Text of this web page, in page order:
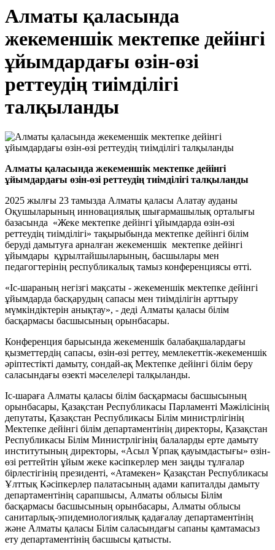
Алматы қаласында
жекеменшік мектепке дейінгі
ұйымдардағы өзін-өзі
реттеудің тиімділігі
талқыланды
Алматы қаласында жекеменшік мектепке дейінгі
ұйымдардағы өзін-өзі реттеудің тиімділігі талқыланды
2025 жылғы 23 тамызда Алматы қаласы Алатау ауданы
Оқушыларының инновациялық шығармашылық орталығы
базасында «Жеке мектепке дейінгі ұйымдарда өзін-өзі
реттеудің тиімділігі» тақырыбында мектепке дейінгі білім
беруді дамытуға арналған жекеменшік мектепке дейінгі
ұйымдары құрылтайшыларының, басшылары мен
педагогтерінің республикалық тамыз конференциясы өтті.
«Іс-шараның негізгі мақсаты - жекеменшік мектепке дейінгі
ұйымдарда басқарудың сапасы мен тиімділігін арттыру
мүмкіндіктерін анықтау», - деді Алматы қаласы білім
басқармасы басшысының орынбасары.
Конференция барысында жекеменшік балабақшалардағы
қызметтердің сапасы, өзін-өзі реттеу, мемлекеттік-жекеменшік
әріптестікті дамыту, сондай-ақ Мектепке дейінгі білім беру
саласындағы өзекті мәселелері талқыланды.
Іс-шараға Алматы қаласы білім басқармасы басшысының
орынбасары, Қазақстан Республикасы Парламенті Мәжілісінің
депутаты, Қазақстан Республикасы Білім министрлігінің
Мектепке дейінгі білім департаментінің директоры, Қазақстан
Республикасы Білім Министрлігінің балаларды ерте дамыту
институтының директоры, «Асыл Ұрпақ қауымдастығы» өзін-
өзі реттейтін ұйым жеке кәсіпкерлер мен заңды тұлғалар
бірлестігінің президенті, «Атамекен» Қазақстан Республикасы
Ұлттық Кәсіпкерлер палатасының адами капиталды дамыту
департаментінің сарапшысы, Алматы облысы Білім
басқармасы басшысының орынбасары, Алматы облысы
санитарлық-эпидемиологиялық қадағалау департаментінің
және Алматы қаласы Білім саласындағы сапаны қамтамасыз
ету департаментінің басшысы қатысты.